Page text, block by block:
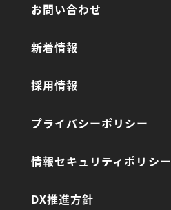
お問い合わせ
新着情報
採用情報
プライバシーポリシー
情報セキュリティポリシー
DX推進方針